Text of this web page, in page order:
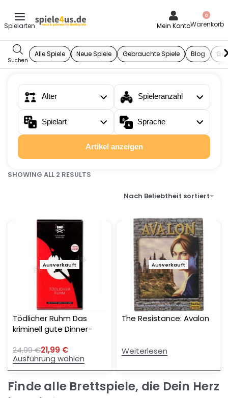
Mein Konto
0
Alle Spiele Neue Spiele Gebrauchte Spiele Blog
Alter Spieleranzahl
Spielart Sprache
Artikel anzeigen
SHOWING ALL 2 RESULTS
Nach Beliebtheit sortiert
-12%
Ausverkauft
Tödlicher Ruhm Das
kriminell gute Dinner-
24,99€21,99 €
Ausführung wählen
Ausverkauft
The Resistance: Avalon
Weiterlesen
Finde alle Brettspiele, die Dein Herz